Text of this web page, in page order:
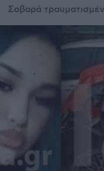
Σοβαρά